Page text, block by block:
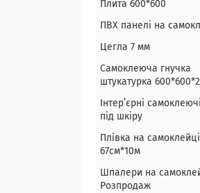
Плита 600*600
ПВХ панелі на
Цегла 7 мм
Самоклеюча гнучка
штукатурка
Інтер’єрні
під шкіру
Плівка на самоклейці
67см*10м
Шпалери на
Розпродаж